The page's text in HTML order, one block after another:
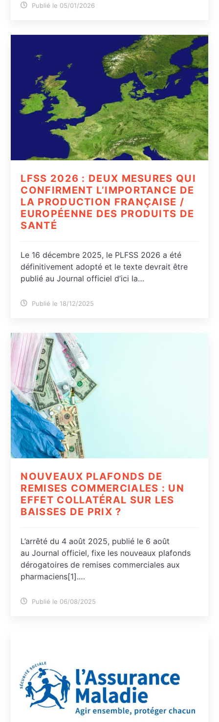
Publié le 05/01/2026
LFSS 2026 : DEUX MESURES QUI
CONFIRMENT L’IMPORTANCE DE
LA PRODUCTION FRANÇAISE /
EUROPÉENNE DES PRODUITS DE
SANTÉ
Le 16 décembre 2025, le PLFSS 2026 a été
définitivement adopté et le texte devrait être
publié au Journal officiel d’ici la…
Publié le 18/12/2025
NOUVEAUX PLAFONDS DE
REMISES COMMERCIALES : UN
EFFET COLLATÉRAL SUR LES
BAISSES DE PRIX ?
L’arrêté du 4 août 2025, publié le 6 août
au Journal officiel, fixe les nouveaux plafonds
dérogatoires de remises commerciales aux
pharmaciens[1].…
Publié le 06/08/2025